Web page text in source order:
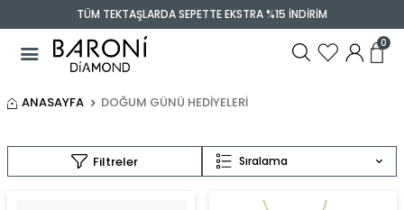
TÜM TEKTAŞLARDA SEPETTE EKSTRA %15 İNDİRİM
0
ANASAYFA DOĞUM GÜNÜ HEDIYELERI
Filtreler Sıralama